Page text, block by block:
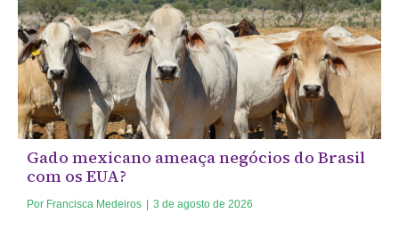
Gado mexicano ameaça negócios do Brasil
com os EUA?
Por Francisca Medeiros 3 de agosto de 2026